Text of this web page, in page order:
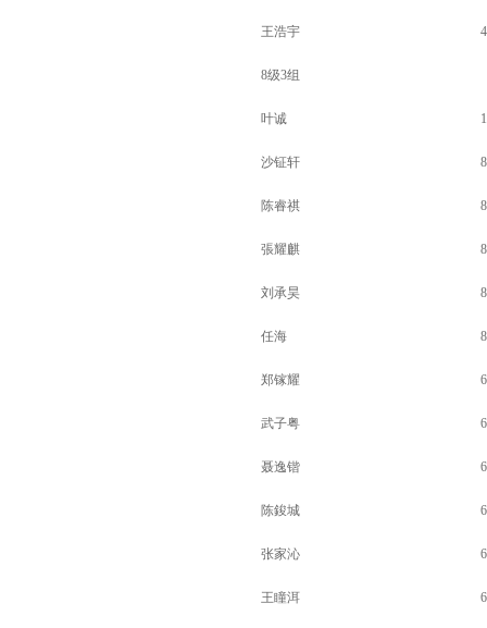
王浩宇 4
8级3组
叶诚
沙钲轩 8
陈睿祺 8
張耀麒 8
刘承昊 8
任海 8
郑镓耀 6
武子粤 6
聂逸锴 6
陈鋑城 6
张家沁 6
王瞳洱 6